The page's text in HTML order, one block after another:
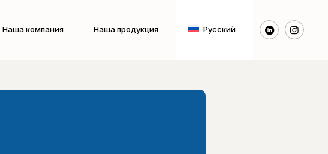
Наша компания Наша продукция Русский